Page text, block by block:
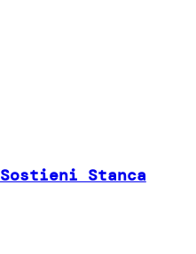
Sostieni Stanca